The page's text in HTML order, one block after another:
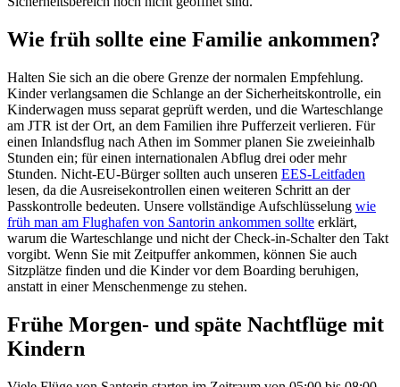
Wie früh sollte eine Familie ankommen?
Halten Sie sich an die obere Grenze der normalen Empfehlung.
Kinder verlangsamen die Schlange an der Sicherheitskontrolle, ein
Kinderwagen muss separat geprüft werden, und die Warteschlange
am JTR ist der Ort, an dem Familien ihre Pufferzeit verlieren. Für
einen Inlandsflug nach Athen im Sommer planen Sie zweieinhalb
Stunden ein; für einen internationalen Abflug drei oder mehr
Stunden. Nicht-EU-Bürger sollten auch unseren EES-Leitfaden
lesen, da die Ausreisekontrollen einen weiteren Schritt an der
Passkontrolle bedeuten. Unsere vollständige Aufschlüsselung wie
früh man am Flughafen von Santorin ankommen sollte erklärt,
warum die Warteschlange und nicht der Check-in-Schalter den Takt
vorgibt. Wenn Sie mit Zeitpuffer ankommen, können Sie auch
Sitzplätze finden und die Kinder vor dem Boarding beruhigen,
anstatt in einer Menschenmenge zu stehen.
Frühe Morgen- und späte Nachtflüge mit
Kindern